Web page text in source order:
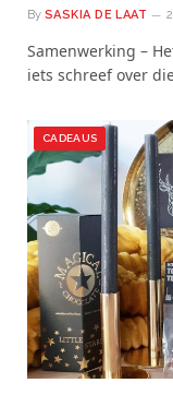
By SASKIA DE LAAT
Samenwerking –
iets schreef over
CADEAUS